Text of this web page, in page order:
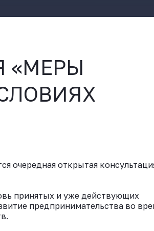
«МЕРЫ
очередная открытая
принятых и уже действующих
предпринимательства во